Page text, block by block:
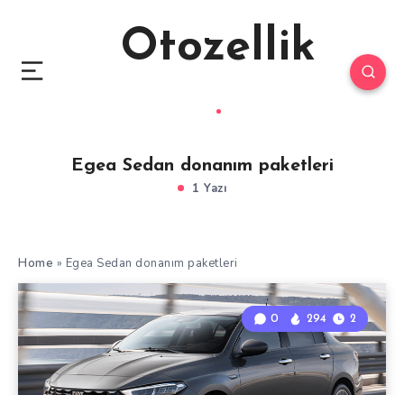
Otozellik
Egea Sedan donanım paketleri
1 Yazı
Home » Egea Sedan donanım paketleri
0 294 2